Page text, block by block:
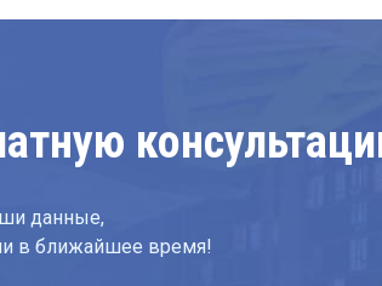
данные,
в ближайшее время!